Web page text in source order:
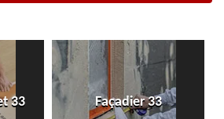
33 Façadier 33